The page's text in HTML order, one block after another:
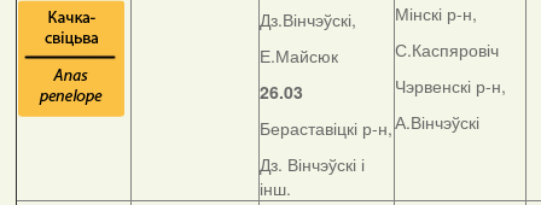
Дз.Вінчэўскі,
Е.Майсюк
26.03
Бераставіцкі р-н,
Дз. Вінчэўскі і
інш.
Мінскі р-н,
С.Каспяровіч
Чэрвенскі р-н,
А.Вінчэўскі